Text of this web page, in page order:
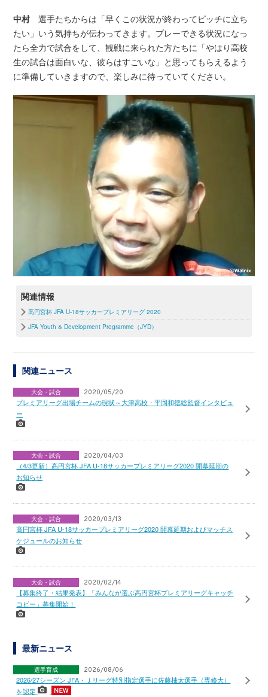
中村選手たちからは「早くこの状況が終わってピッチに立ち
たい」いう気持ちが伝わってきます。プレーできる状況になっ
たら全力で試合をして、観戦に来られた方たちに「やはり高校
生の試合は面白いな、彼らはすごいな」と思ってもらえるよう
に準備していきますので、楽しみに待っていてください。
関連情報
高円宮杯 JFA U-18サッカープレミアリーグ 2020
JFA Youth & Development Programme（JYD）
関連ニュース
大会・試合 2020/05/20
プレミアリーグ出場チームの現状～大津高校・平岡和徳総監督インタビュ
ー
大会・試合 2020/04/03
（4/3更新）高円宮杯 JFA U-18サッカープレミアリーグ2020 開幕延期の
お知らせ
大会・試合 2020/03/13
高円宮杯 JFA U-18サッカープレミアリーグ2020 開幕延期およびマッチス
ケジュールのお知らせ
大会・試合 2020/02/14
【募集終了・結果発表】「みんなが選ぶ高円宮杯プレミアリーグキャッチ
コピー」募集開始！
最新ニュース
選手育成 2026/08/06
2026/27シーズン JFA・Ｊリーグ特別指定選手に佐藤柚太選手（専修大）
を認定